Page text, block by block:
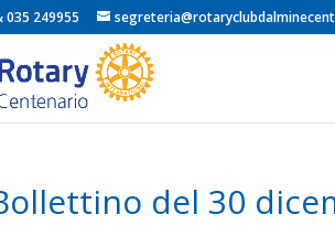
035 249955
del 30